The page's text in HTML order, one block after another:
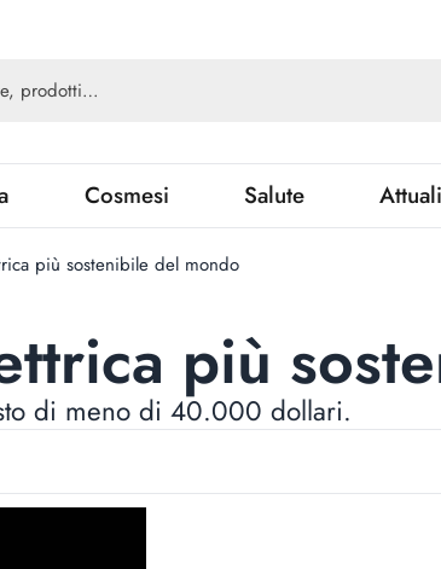
Cosmesi Salute
più sostenibile del mondo
più
di meno di 40.000 dollari.